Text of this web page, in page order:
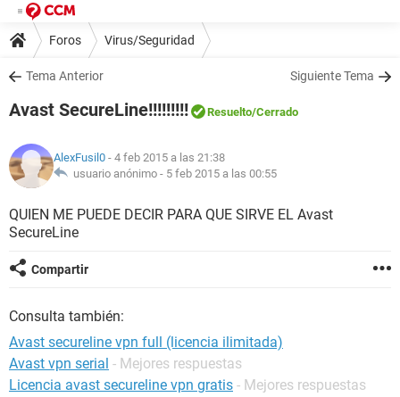
Foros Virus/Seguridad
Tema Anterior Siguiente Tema
Avast SecureLine!!!!!!!!! Resuelto/Cerrado
AlexFusil0 - 4 feb 2015 a las 21:38
usuario anónimo - 5 feb 2015 a las 00:55
QUIEN ME PUEDE DECIR PARA QUE SIRVE EL Avast
SecureLine
Compartir
Consulta también:
Avast secureline vpn full (licencia ilimitada)
Avast vpn serial - Mejores respuestas
Licencia avast secureline vpn gratis - Mejores respuestas